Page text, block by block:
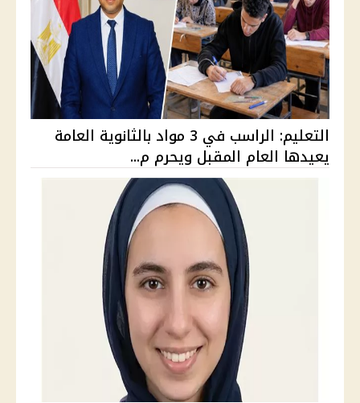
التعليم: الراسب في 3 مواد بالثانوية العامة
يعيدها العام المقبل ويحرم م...